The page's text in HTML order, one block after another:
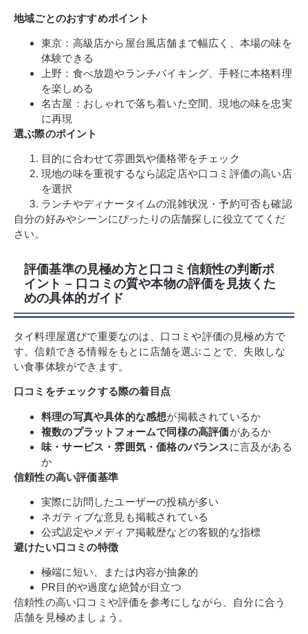
地域ごとのおすすめポイント
東京：高級店から屋台風店舗まで幅広く、本場の味を
体験できる
上野：食べ放題やランチバイキング、手軽に本格料理
を楽しめる
名古屋：おしゃれで落ち着いた空間、現地の味を忠実
に再現
選ぶ際のポイント
目的に合わせて雰囲気や価格帯をチェック
現地の味を重視するなら認定店や口コミ評価の高い店
を選択
ランチやディナータイムの混雑状況・予約可否も確認
自分の好みやシーンにぴったりの店舗探しに役立ててくだ
さい。
評価基準の見極め方と口コミ信頼性の判断ポ
イント – 口コミの質や本物の評価を見抜くた
めの具体的ガイド
タイ料理屋選びで重要なのは、口コミや評価の見極め方で
す。信頼できる情報をもとに店舗を選ぶことで、失敗しな
い食事体験ができます。
口コミをチェックする際の着目点
料理の写真や具体的な感想が掲載されているか
複数のプラットフォームで同様の高評価があるか
味・サービス・雰囲気・価格のバランスに言及がある
か
信頼性の高い評価基準
実際に訪問したユーザーの投稿が多い
ネガティブな意見も掲載されている
公式認定やメディア掲載歴などの客観的な指標
避けたい口コミの特徴
極端に短い、または内容が抽象的
PR目的や過度な絶賛が目立つ
信頼性の高い口コミや評価を参考にしながら、自分に合う
店舗を見極めましょう。